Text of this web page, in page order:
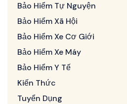
Bảo Hiểm Tự Nguyện
Bảo Hiểm Xã Hội
Bảo Hiểm Xe Cơ Giới
Bảo Hiểm Xe Máy
Bảo Hiểm Y Tế
Kiến Thức
Tuyển Dụng